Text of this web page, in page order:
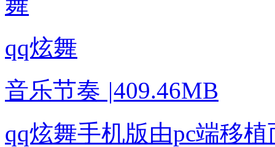
qq炫舞
音乐节奏 |409.46MB
qq炫舞手机版由pc端移